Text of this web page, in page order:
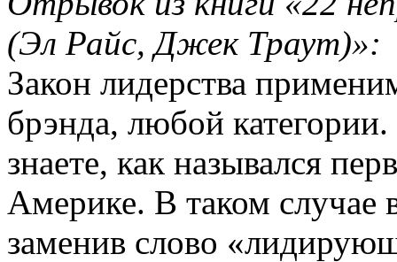
(Эл Райс, Джек Траут)»:
Закон лидерства
брэнда, любой категории.
знаете, как назывался
Америке. В таком случае
заменив слово